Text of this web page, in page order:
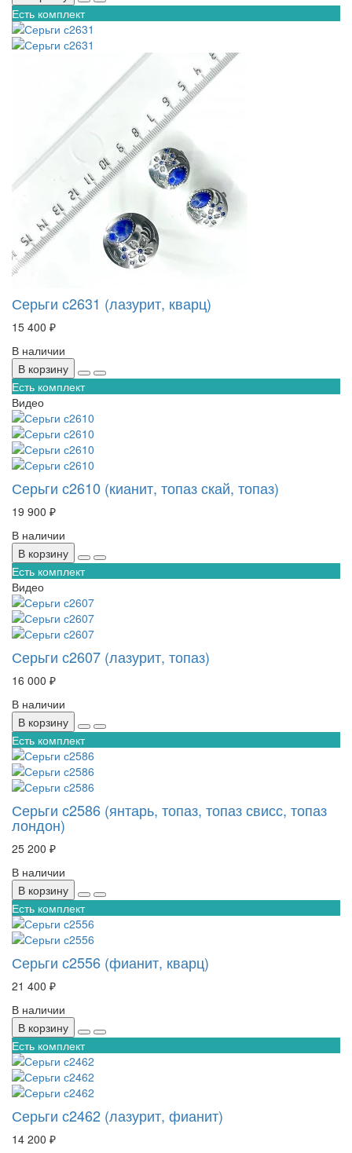
Есть комплект
Серьги с2631 (лазурит, кварц)
15 400 ₽
В наличии
В корзину
Есть комплект
Видео
Серьги с2610 (кианит, топаз скай, топаз)
19 900 ₽
В наличии
В корзину
Есть комплект
Видео
Серьги с2607 (лазурит, топаз)
16 000 ₽
В наличии
В корзину
Есть комплект
Серьги с2586 (янтарь, топаз, топаз свисс, топаз
лондон)
25 200 ₽
В наличии
В корзину
Есть комплект
Серьги с2556 (фианит, кварц)
21 400 ₽
В наличии
В корзину
Есть комплект
Серьги с2462 (лазурит, фианит)
14 200 ₽